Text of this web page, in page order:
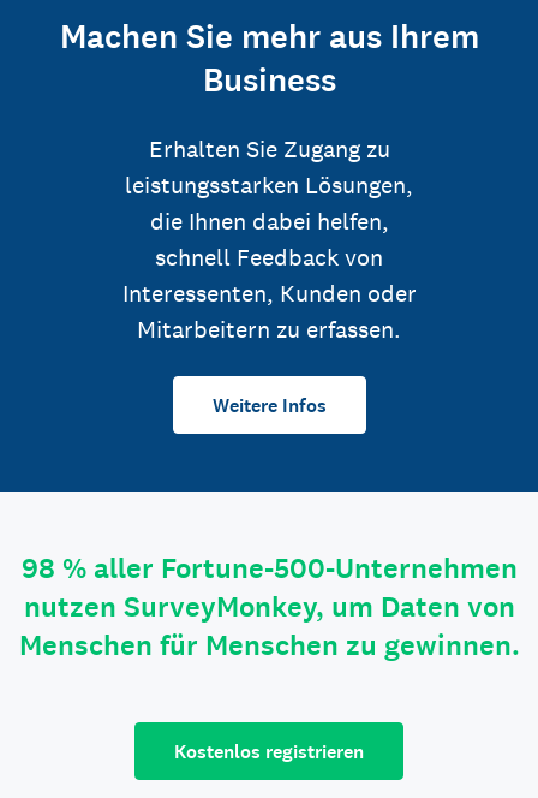
Machen Sie mehr aus Ihrem
Business
Erhalten Sie Zugang zu
leistungsstarken Lösungen,
die Ihnen dabei helfen,
schnell Feedback von
Interessenten, Kunden oder
Mitarbeitern zu erfassen.
Weitere Infos
98 % aller Fortune-500-Unternehmen
nutzen SurveyMonkey, um Daten von
Menschen für Menschen zu gewinnen.
Kostenlos registrieren